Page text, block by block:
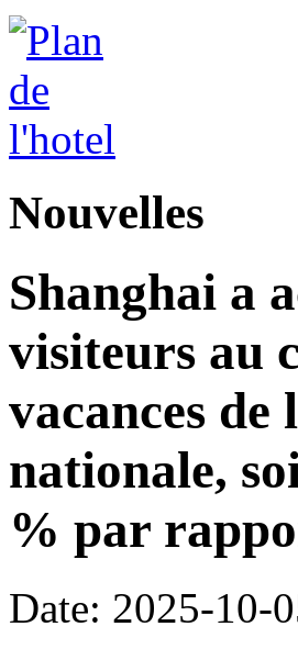
Nouvelles
Shanghai a
visiteurs au
vacances
nationale,
% par
Date: 2025-10-